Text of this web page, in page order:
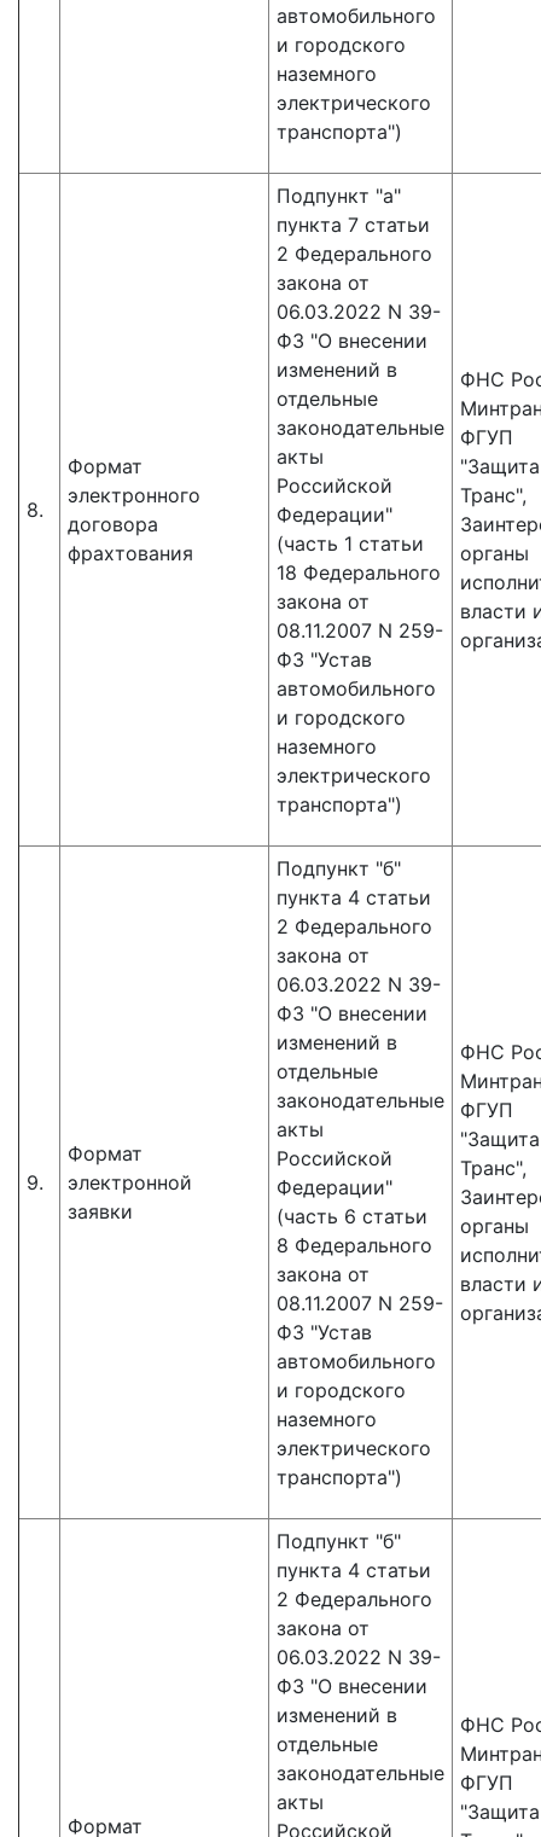
автомобильного
и городского
наземного
электрического
транспорта")
8.
Формат
электронного
договора
фрахтования
Подпункт "а"
пункта 7 статьи
2 Федерального
закона от
06.03.2022 N 39-
ФЗ "О внесении
изменений в
отдельные
законодательные
акты
Российской
Федерации"
(часть 1 статьи
18 Федерального
закона от
08.11.2007 N 259-
ФЗ "Устав
автомобильного
и городского
наземного
электрического
транспорта")
ФНС
ФГУП
Транс",
органы
власти
9.
Формат
электронной
заявки
Подпункт "б"
пункта 4 статьи
2 Федерального
закона от
06.03.2022 N 39-
ФЗ "О внесении
изменений в
отдельные
законодательные
акты
Российской
Федерации"
(часть 6 статьи
8 Федерального
закона от
08.11.2007 N 259-
ФЗ "Устав
автомобильного
и городского
наземного
электрического
транспорта")
ФНС
ФГУП
Транс",
органы
власти
Формат
Подпункт "б"
пункта 4 статьи
2 Федерального
закона от
06.03.2022 N 39-
ФЗ "О внесении
изменений в
отдельные
законодательные
акты
Российской
ФНС
ФГУП